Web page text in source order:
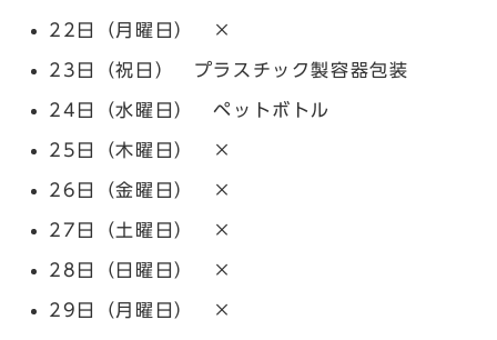
22日（月曜日） ×
23日（祝日） プラスチック製容器包装
24日（水曜日） ペットボトル
25日（木曜日） ×
26日（金曜日） ×
27日（土曜日） ×
28日（日曜日） ×
29日（月曜日） ×